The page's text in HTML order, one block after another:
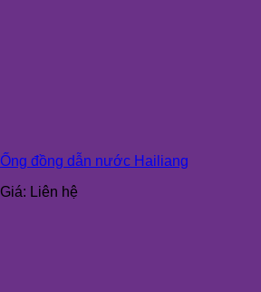
Ống đồng dẫn nước Hailiang
Giá: Liên hệ